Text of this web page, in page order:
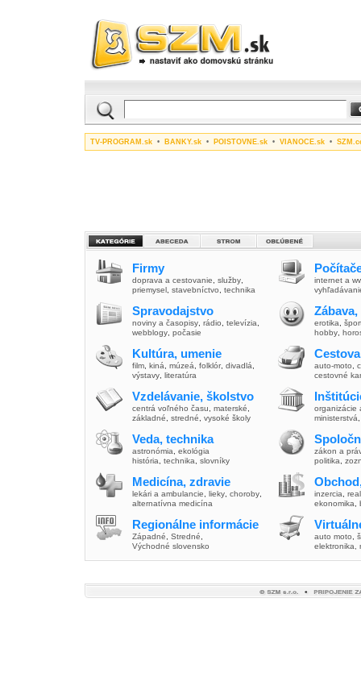
TV-PROGRAM.sk • BANKY.sk • POISTOVNE.sk • VIANOCE.sk •
Firmy
doprava a cestovanie služby
priemysel stavebníctvo technika
Spravodajstvo
noviny a časopisy rádio televízia
webblogy počasie
Kultúra, umenie
film kiná múzeá folklór, divadlá
výstavy literatúra
Vzdelávanie, školstvo
centrá voľného času materské
základné
stredné vysoké školy
Veda, technika
astronómia
ekológia
história
technika slovníky
Medicína, zdravie
lekári a ambulancie lieky choroby
alternatívna medicína
Regionálne informácie
Západné Stredné
Východné slovensko
internet a
erotika
hobby
auto-moto
cestovné
organizácie
ministerstvá
zákon a
politika
inzercia
ekonomika
auto moto
elektronika,